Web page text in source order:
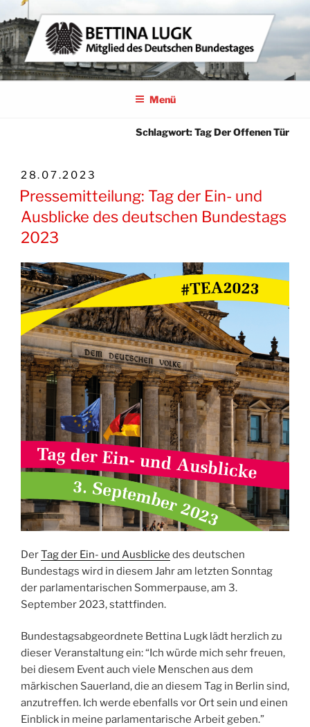
Zum
Inhalt
springen
BETTINA LUGK
MITGLIED DES DEUTSCHEN BUNDESTAGES
Menü
Schlagwort:Tag Der Offenen Tür
VERÖFFENTLICHT
AM
28.07.2023
Pressemitteilung: Tag der Ein- und
Ausblicke des deutschen Bundestags
2023
DerTag der Ein- und Ausblicke des deutschen
Bundestags wird in diesem Jahr am letzten Sonntag
der parlamentarischen Sommerpause, am 3.
September 2023, stattfinden.
Bundestagsabgeordnete Bettina Lugk lädt herzlich zu
dieser Veranstaltung ein: “Ich würde mich sehr freuen,
bei diesem Event auch viele Menschen aus dem
märkischen Sauerland, die an diesem Tag in Berlin sind,
anzutreffen. Ich werde ebenfalls vor Ort sein und einen
Einblick in meine parlamentarische Arbeit geben.”